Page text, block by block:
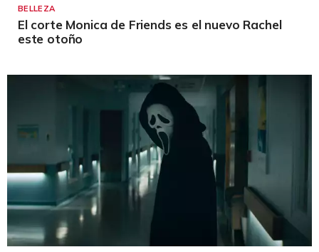
BELLEZA
El corte Monica de Friends es el nuevo Rachel
este otoño